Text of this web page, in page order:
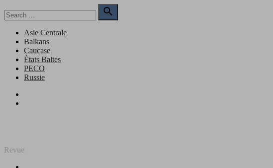
to
for:

Search
Asie Centrale
Balkans
Caucase
États Baltes
PECO
Russie
Revue